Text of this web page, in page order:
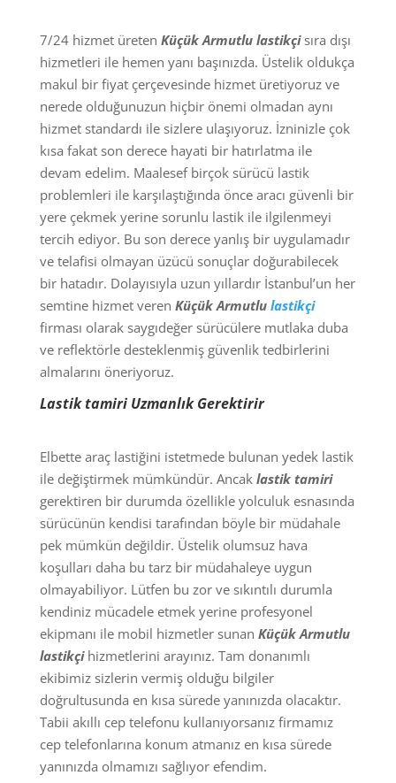
7/24 hizmet üreten Küçük Armutlu lastikçisıra dışı
hizmetleri ile hemen yanı başınızda. Üstelik oldukça
makul bir fiyat çerçevesinde hizmet üretiyoruz ve
nerede olduğunuzun hiçbir önemi olmadan aynı
hizmet standardı ile sizlere ulaşıyoruz. İzninizle çok
kısa fakat son derece hayati bir hatırlatma ile
devam edelim. Maalesef birçok sürücü lastik
problemleri ile karşılaştığında önce aracı güvenli bir
yere çekmek yerine sorunlu lastik ile ilgilenmeyi
tercih ediyor. Bu son derece yanlış bir uygulamadır
ve telafisi olmayan üzücü sonuçlar doğurabilecek
bir hatadır. Dolayısıyla uzun yıllardır İstanbul’un her
semtine hizmet veren Küçük Armutlu lastikçi
firması olarak saygıdeğer sürücülere mutlaka duba
ve reflektörle desteklenmiş güvenlik tedbirlerini
almalarını öneriyoruz.
Lastik tamiri Uzmanlık Gerektirir
Elbette araç lastiğini istetmede bulunan yedek lastik
ile değiştirmek mümkündür. Ancak lastik tamiri
gerektiren bir durumda özellikle yolculuk esnasında
sürücünün kendisi tarafından böyle bir müdahale
pek mümkün değildir. Üstelik olumsuz hava
koşulları daha bu tarz bir müdahaleye uygun
olmayabiliyor. Lütfen bu zor ve sıkıntılı durumla
kendiniz mücadele etmek yerine profesyonel
ekipmanı ile mobil hizmetler sunan Küçük Armutlu
lastikçihizmetlerini arayınız. Tam donanımlı
ekibimiz sizlerin vermiş olduğu bilgiler
doğrultusunda en kısa sürede yanınızda olacaktır.
Tabii akıllı cep telefonu kullanıyorsanız firmamız
cep telefonlarına konum atmanız en kısa sürede
yanınızda olmamızı sağlıyor efendim.